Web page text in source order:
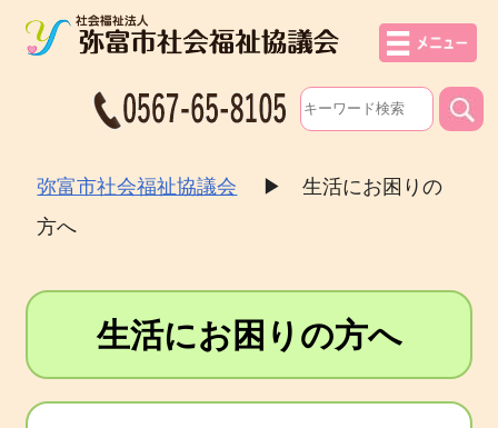
弥富市社会福祉協議会 ▶生活にお困りの
方へ
生活にお困りの方へ